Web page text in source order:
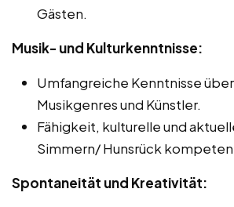
Gästen.
Musik- und Kulturkenntnisse:
Umfangreiche Kenntnisse
Musikgenres und Künstler.
Fähigkeit, kulturelle und
Simmern/ Hunsrück
Spontaneität und Kreativität: